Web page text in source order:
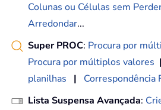
Colunas ou Células sem
Arredondar...
Super PROC: Procura por
Procura por múltiplos valores |
planilhas
| Correspondência
Lista Suspensa Avançada: